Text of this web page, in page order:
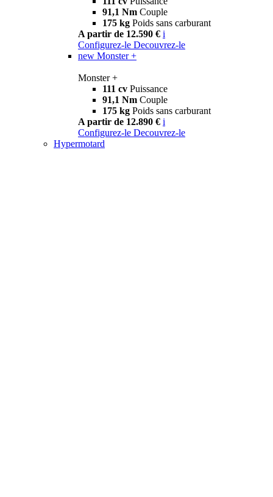
91,1 Nm Couple
175 kg Poids sans carburant
A partir de 12.590 € i
Configurez-le Decouvrez-le
new Monster +
Monster +
111 cv Puissance
91,1 Nm Couple
175 kg Poids sans carburant
A partir de 12.890 € i
Configurez-le Decouvrez-le
Hypermotard